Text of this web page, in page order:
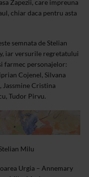
Zapezii, care impreuna
chiar daca pentru asta
semnata de Stelian
iar versurile regretatului
farmec personajelor:
Cojenel, Silvana
Jassmine Cristina
Tudor Pirvu.
Milu
Urgia – Annemary